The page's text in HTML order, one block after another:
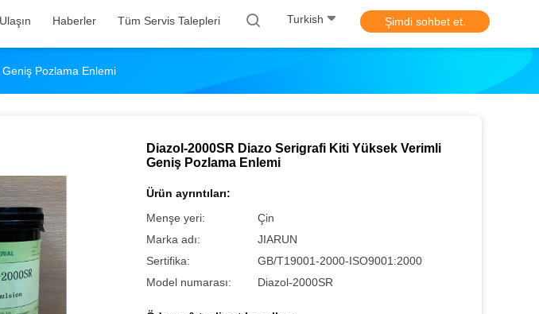
Haberler Tüm Servis Talepleri Turkish Şimdi sohbet et.
Pozlama Enlemi
Diazol-2000SR Diazo Serigrafi Kiti Yüksek Verimli
Geniş Pozlama Enlemi
Ürün ayrıntıları:
Menşe yeri:
Çin
Marka adı:
JIARUN
Sertifika:
GB/T19001-2000-ISO9001:2000
Model numarası:
Diazol-2000SR